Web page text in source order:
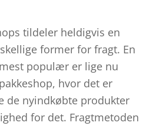
tildeler heldigvis en
former for fragt. En
populær er lige nu
hvor det er
de nyindkøbte produkter
for det. Fragtmetoden